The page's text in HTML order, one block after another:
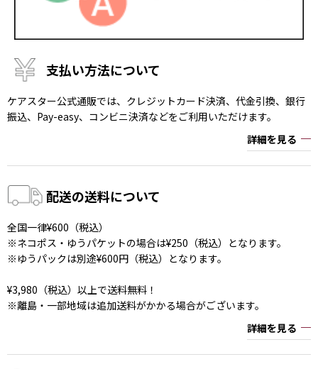
支払い方法について
ケアスター公式通販では、クレジットカード決済、代金引換、銀行
振込、Pay-easy、コンビニ決済などをご利用いただけます。
詳細を見る
配送の送料について
全国一律¥600（税込）
※ネコポス・ゆうパケットの場合は¥250（税込）となります。
※ゆうパックは別途¥600円（税込）となります。
¥3,980（税込）以上で送料無料！
※離島・一部地域は追加送料がかかる場合がございます。
詳細を見る